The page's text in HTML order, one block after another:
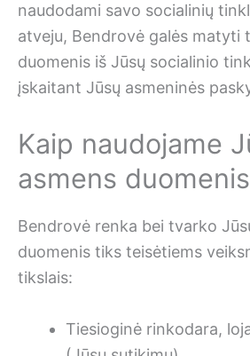
naudodami savo socialinių
atveju, Bendrovė galės matyti
duomenis iš Jūsų socialinio
įskaitant Jūsų asmeninės
Kaip naudojame
asmens duomenis
Bendrovė renka bei tvarko
duomenis tiks teisėtiems
tikslais:
Tiesioginė rinkodara,